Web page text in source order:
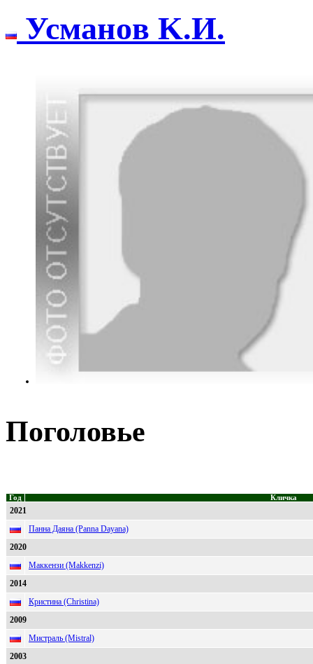
Усманoв K.И.
Поголовье
Год Кличка
2021
Панна Даяна (Panna Dayana)
2020
Маккензи (Makkenzi)
2014
Кристина (Christina)
2009
Мистраль (Mistral)
2003